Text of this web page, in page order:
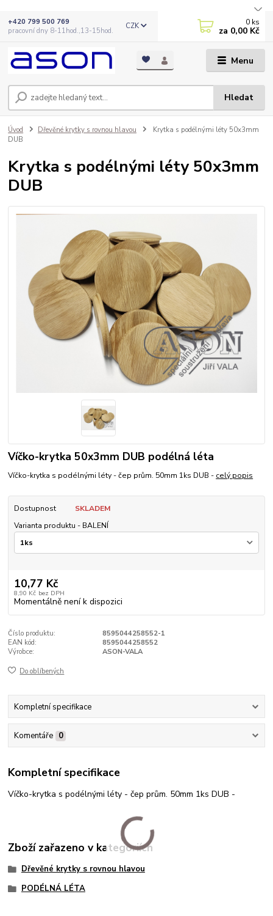
Menu
CZK
Hledat
+420 799 500 769
pracovní dny 8-11hod.,13-15hod.
0 ks
za 0,00 Kč
Úvod Dřevěné krytky s rovnou hlavou
Krytka s podélnými léty 50x3mm
DUB
Krytka s podélnými léty 50x3mm
DUB
Víčko-krytka 50x3mm DUB podélná léta
Víčko-krytka s podélnými léty - čep prům. 50mm 1ks DUB - celý popis
Dostupnost
SKLADEM
Varianta produktu - BALENÍ
10,77 Kč
8,90 Kč bez DPH
Momentálně není k dispozici
Číslo produktu:
8595044258552-1
EAN kód:
8595044258552
Výrobce:
ASON-VALA
Do oblíbených
Kompletní specifikace
Komentáře 0
Kompletní specifikace
Víčko-krytka s podélnými léty - čep prům. 50mm 1ks DUB -
Zboží zařazeno v kategoriích
Dřevěné krytky s rovnou hlavou
PODÉLNÁ LÉTA